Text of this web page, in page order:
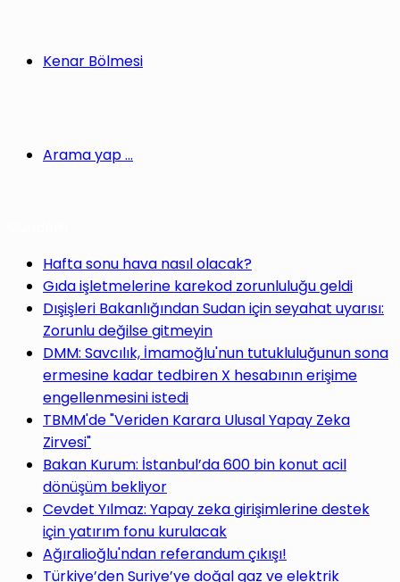
Kenar Bölmesi
Arama yap ...
Hafta sonu hava nasıl olacak?
Gıda işletmelerine karekod zorunluluğu geldi
Dışişleri Bakanlığından Sudan için seyahat uyarısı:
Zorunlu değilse gitmeyin
DMM: Savcılık, İmamoğlu'nun tutukluluğunun sona
ermesine kadar tedbiren X hesabının erişime
engellenmesini istedi
TBMM'de "Veriden Karara Ulusal Yapay Zeka
Zirvesi"
Bakan Kurum: İstanbul’da 600 bin konut acil
dönüşüm bekliyor
Cevdet Yılmaz: Yapay zeka girişimlerine destek
için yatırım fonu kurulacak
Ağıralioğlu'ndan referandum çıkışı!
Türkiye’den Suriye’ye doğal gaz ve elektrik